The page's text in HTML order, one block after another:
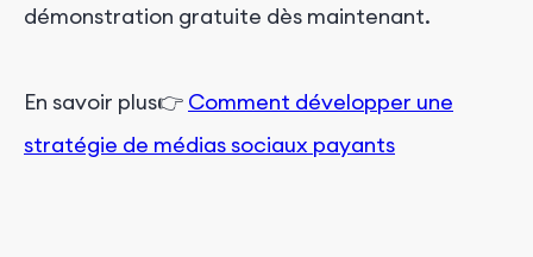
démonstration gratuite dès maintenant.
En savoir plus👉 Comment développer une
stratégie de médias sociaux payants